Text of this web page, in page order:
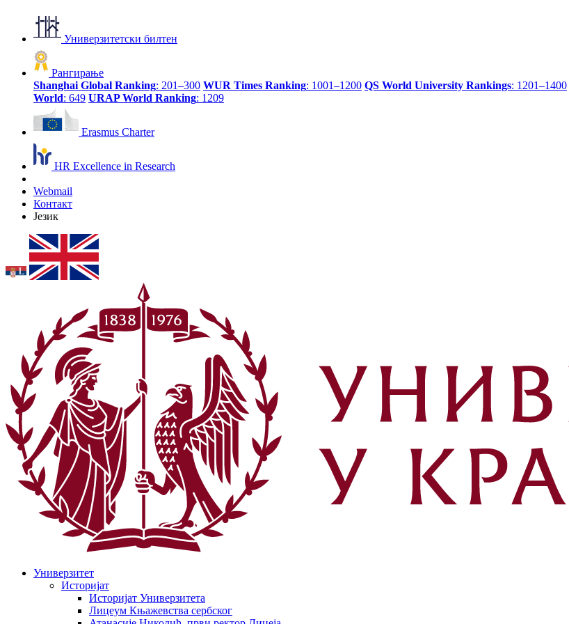
Универзитетски билтен
Рангирање
Shanghai Global Ranking: 201–300 WUR Times Ranking: 1001–1200 QS World University Rankings: 1201–1400
World: 649 URAP World Ranking: 1209
Erasmus Charter
HR Excellence in Research
Webmail
Контакт
Језик
Универзитет
Историјат
Историјат Универзитета
Лицеум Књажевства сербског